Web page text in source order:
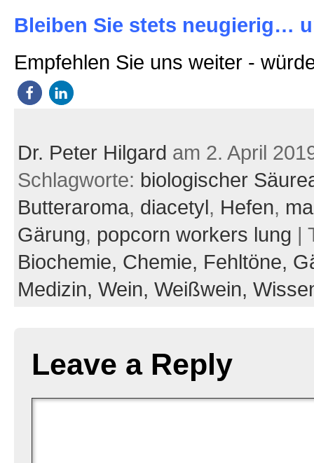
Bleiben Sie stets neugierig…
Empfehlen Sie uns weiter -
Dr. Peter Hilgard am 2. April
Schlagworte: biologischer
Butteraroma, diacetyl, Hefen,
Gärung, popcorn workers lung |
Biochemie, Chemie, Fehltöne,
Medizin, Wein, Weißwein,
Leave a Reply